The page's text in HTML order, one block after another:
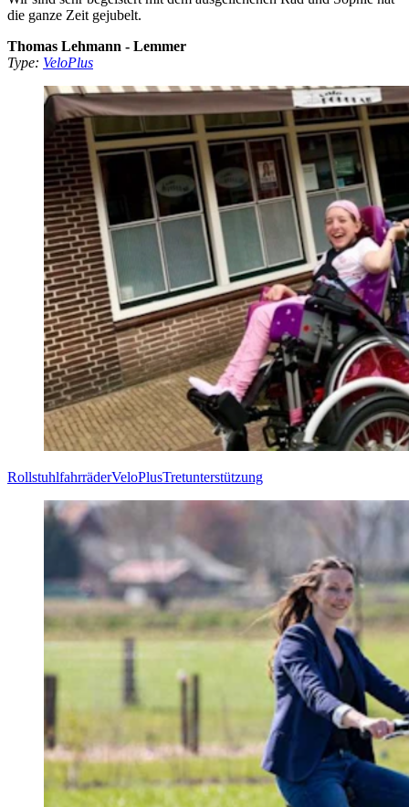
die ganze Zeit gejubelt.
Thomas Lehmann - Lemmer
Type: VeloPlus
RollstuhlfahrräderVeloPlusTretunterstützung